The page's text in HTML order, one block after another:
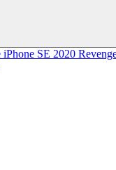
SE 2020